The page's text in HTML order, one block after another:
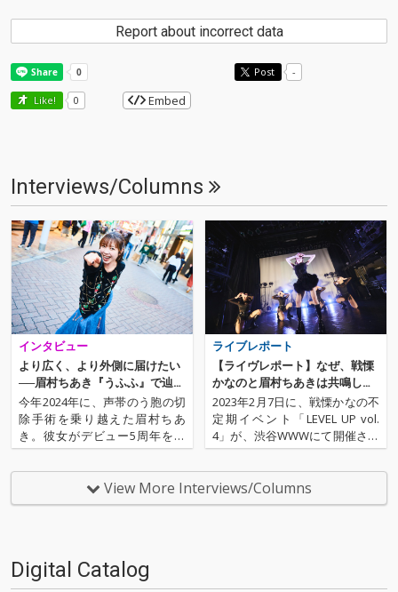
Report about incorrect data
Post -
Like! 0 Embed
Interviews/Columns
インタビュー
より広く、より外側に届けたい
──眉村ちあき『うふふ』で辿り
着いた新たな“境地”
今年2024年に、声帯のう胞の切
除手術を乗り越えた眉村ちあ
き。彼女がデビュー5周年を飾
る7枚目のアルバム『うふふ』
で展開したのは、より多くの人
へ届くよう視野を広げたポップ
スだった。話を訊くと、手術や
ライブレポート
【ライヴレポート】なぜ、戦慄
かなのと眉村ちあきは共鳴し合
うのか──〈LEVEL UP vol.4〉at
渋谷WWW
2023年2月7日に、戦慄かなの不
定期イベント「LEVEL UP vol.
4」が、渋谷WWWにて開催され
ました。ゲストアクトの眉村ち
あき、そしてシークレットゲス
トとしてNプロダクション所属
の新グループ、Snaccとともに
View More Interviews/Columns
Digital Catalog